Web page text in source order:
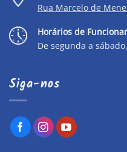
Rua Marcelo de
Horários de
De segunda a
Siga-nos